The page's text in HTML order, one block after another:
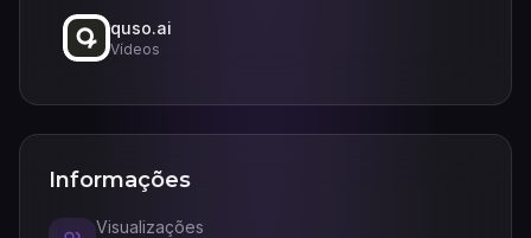
quso.ai
Vídeos
Informações
Visualizações